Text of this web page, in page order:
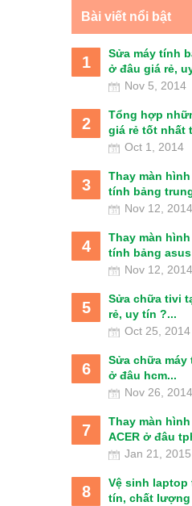
Bài viết nổi bật
1
Sửa máy tính
ở đâu giá rẻ,
Nov 5, 2014
2
Tổng hợp
giá rẻ tốt nhất
Oct 1, 2014
3
Thay màn
tính bảng
Nov 12, 2014
4
Thay màn
tính bảng
Nov 12, 2014
5
Sửa chữa tivi
rẻ, uy tín ?...
Oct 25, 2014
6
Sửa chữa
ở đâu hcm...
Nov 26, 2014
7
Thay màn
ACER ở đâu
Jan 21, 2015
8
Vệ sinh laptop
tín, chất lượng